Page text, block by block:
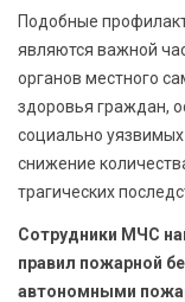
Подобные
являются важной
органов местного
здоровья граждан,
социально
снижение
трагических
Сотрудники МЧС
правил пожарной
автономными